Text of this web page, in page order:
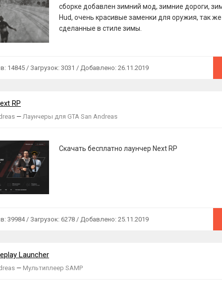
сборке добавлен зимний мод, зимние дороги,
Hud, очень красивые заменки для оружия, так же
сделанные в стиле зимы.
14845 / Загрузок: 3031 / Добавлено: 26.11.2019
RP
— Лаунчеры для GTA San Andreas
Скачать бесплатно лаунчер Next RP
39984 / Загрузок: 6278 / Добавлено: 25.11.2019
Launcher
— Мультиплеер SAMP